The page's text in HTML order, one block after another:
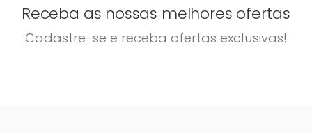
Receba as nossas melhores ofertas
Cadastre-se e receba ofertas exclusivas!